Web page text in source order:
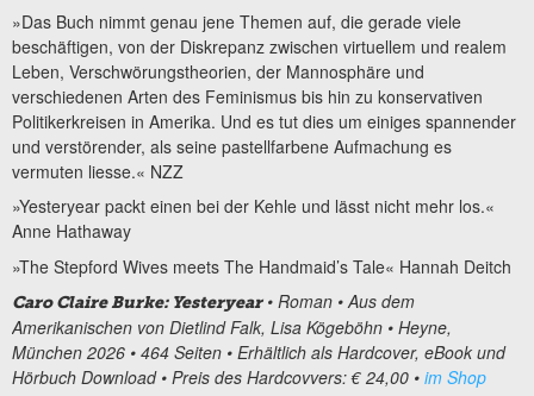
»Das Buch nimmt genau jene Themen auf, die gerade viele
beschäftigen, von der Diskrepanz zwischen virtuellem und realem
Leben, Verschwörungstheorien, der Mannosphäre und
verschiedenen Arten des Feminismus bis hin zu konservativen
Politikerkreisen in Amerika. Und es tut dies um einiges spannender
und verstörender, als seine pastellfarbene Aufmachung es
vermuten liesse.« NZZ
»Yesteryear packt einen bei der Kehle und lässt nicht mehr los.«
Anne Hathaway
»The Stepford Wives meets The Handmaid’s Tale« Hannah Deitch
Caro Claire Burke: Yesteryear• Roman • Aus dem
Amerikanischen von Dietlind Falk, Lisa Kögeböhn • Heyne,
München 2026 • 464 Seiten • Erhältlich als Hardcover, eBook und
Hörbuch Download • Preis des Hardcovvers: € 24,00 • im Shop